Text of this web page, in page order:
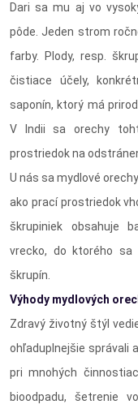
Dari sa mu aj vo
pôde. Jeden strom
farby. Plody, resp.
čistiace účely,
saponín, ktorý má
V Indii sa orechy
prostriedok na
U nás sa mydlové
ako prací prostriedok
škrupiniek obsahuje
vrecko, do ktorého sa
škrupín.
Výhody mydlových
Zdravý životný štýl
ohľaduplnejšie správali
pri mnohých
bioodpadu, šetrenie